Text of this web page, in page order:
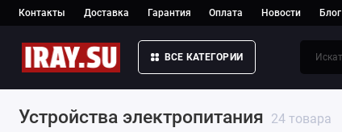
Контакты Доставка Гарантия Оплата Новости Блог
ВСЕ КАТЕГОРИИ
Устройства электропитания 24 товара